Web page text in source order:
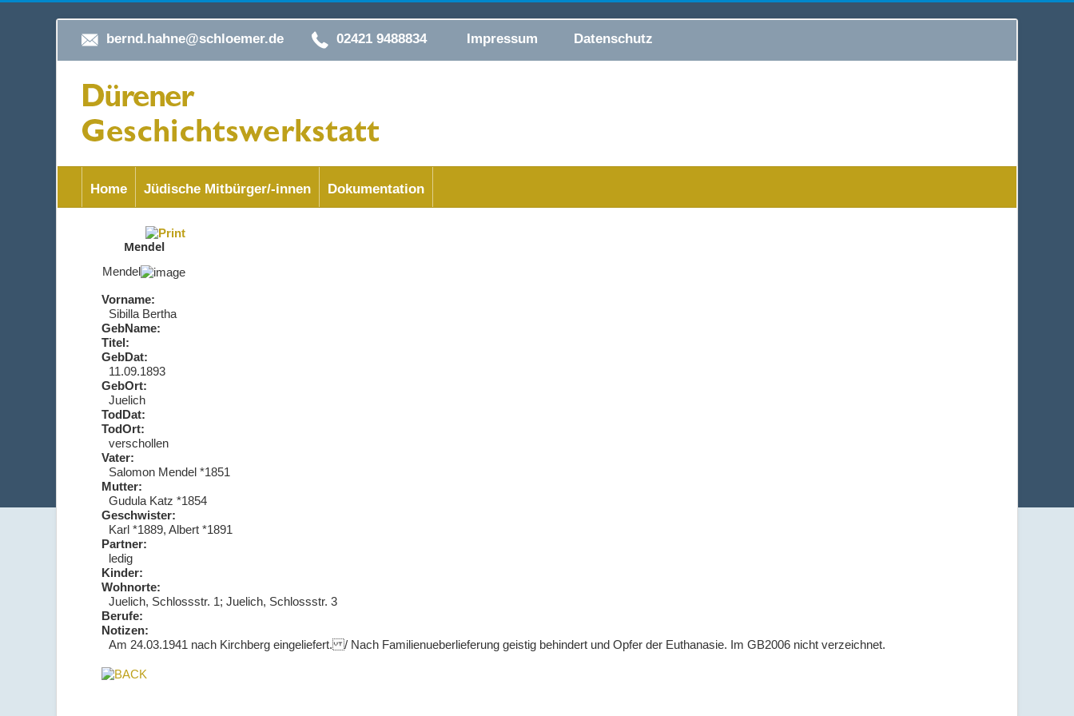
bernd.hahne@schloemer.de 02421 9488834 Impressum Datenschutz
Home Jüdische Mitbürger/-innen Dokumentation
Mendel
Mendel
Vorname:
Sibilla Bertha
GebName:
Titel:
GebDat:
11.09.1893
GebOrt:
Juelich
TodDat:
TodOrt:
verschollen
Vater:
Salomon Mendel *1851
Mutter:
Gudula Katz *1854
Geschwister:
Karl *1889, Albert *1891
Partner:
ledig
Kinder:
Wohnorte:
Juelich, Schlossstr. 1; Juelich, Schlossstr. 3
Berufe:
Notizen:
Am 24.03.1941 nach Kirchberg eingeliefert. / Nach Familienueberlieferung geistig behindert und Opfer der Euthanasie. Im GB2006 nicht verzeichnet.